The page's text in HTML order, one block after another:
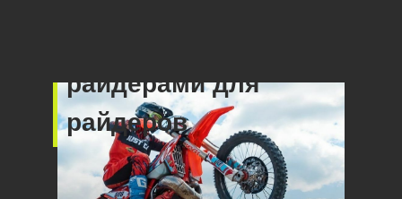
райдерами для
райдеров